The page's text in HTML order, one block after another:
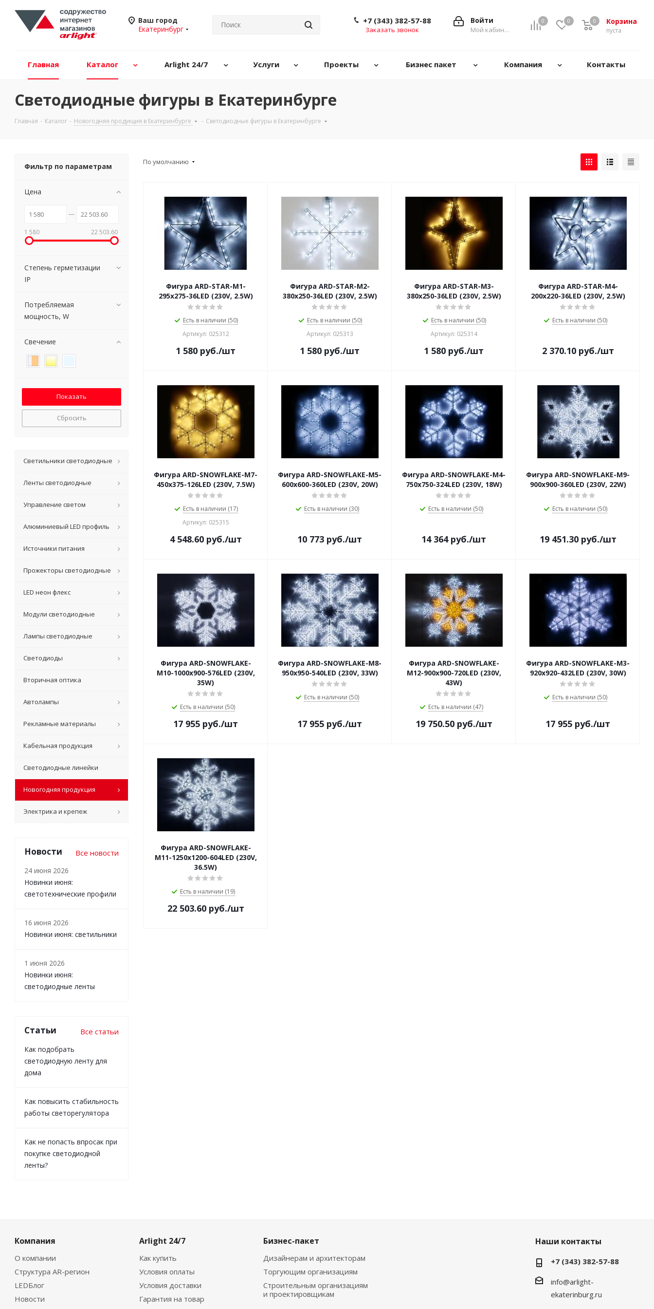
Ваш город
Екатеринбург
0 0 Корзина
0
пуста
0
Войти
Мой кабинет
+7 (343) 382-57-88
Заказать звонок
Главная Каталог Arlight 24/7 Услуги Проекты Бизнес пакет Компания Контакты
Светодиодные фигуры в Екатеринбурге
Главная - Каталог - Новогодняя продукция в Екатеринбурге - Светодиодные фигуры в Екатеринбурге
По умолчанию
Фигура ARD-STAR-M1-
295x275-36LED (230V, 2.5W)
Есть в наличии (50)
Артикул: 025312
1 580 руб./шт
Фигура ARD-STAR-M2-
380x250-36LED (230V, 2.5W)
Есть в наличии (50)
Артикул: 025313
1 580 руб./шт
Фигура ARD-STAR-M3-
380x250-36LED (230V, 2.5W)
Есть в наличии (50)
Артикул: 025314
1 580 руб./шт
Фигура ARD-STAR-M4-
200x220-36LED (230V, 2.5W)
Есть в наличии (50)
2 370.10руб./шт
Фигура ARD-SNOWFLAKE-M7-
450x375-126LED (230V, 7.5W)
Есть в наличии (17)
Артикул: 025315
4 548.60руб./шт
Фигура ARD-SNOWFLAKE-M5-
600x600-360LED (230V, 20W)
Есть в наличии (30)
10 773 руб./шт
Фигура ARD-SNOWFLAKE-M4-
750x750-324LED (230V, 18W)
Есть в наличии (50)
14 364руб./шт
Фигура ARD-SNOWFLAKE-M9-
900x900-360LED (230V, 22W)
Есть в наличии (50)
19 451.30руб./шт
Фигура ARD-SNOWFLAKE-
M10-1000x900-576LED (230V,
35W)
Есть в наличии (50)
17 955 руб./шт
Фигура ARD-SNOWFLAKE-M8-
950x950-540LED (230V, 33W)
Есть в наличии (50)
17 955 руб./шт
Фигура ARD-SNOWFLAKE-
M12-900x900-720LED (230V,
43W)
Есть в наличии (47)
19 750.50руб./шт
Фигура ARD-SNOWFLAKE-M3-
920x920-432LED (230V, 30W)
Есть в наличии (50)
17 955 руб./шт
Фигура ARD-SNOWFLAKE-
M11-1250x1200-604LED (230V,
36.5W)
Есть в наличии (19)
22 503.60руб./шт
Фильтр по параметрам
Цена
1 580 22 503.60
Степень герметизации
IP
Потребляемая
мощность, W
Свечение
Сбросить
Светильники светодиодные
Ленты светодиодные
Управление светом
Алюминиевый LED профиль
Источники питания
Прожекторы светодиодные
LED неон флекс
Модули светодиодные
Лампы светодиодные
Светодиоды
Вторичная оптика
Автолампы
Рекламные материалы
Кабельная продукция
Светодиодные линейки
Новогодняя продукция
Электрика и крепеж
Новости Все новости
24 июня 2026
Новинки июня:
светотехнические профили
16 июня 2026
Новинки июня: светильники
1 июня 2026
Новинки июня:
светодиодные ленты
Статьи Все статьи
Как подобрать
светодиодную ленту для
дома
Как повысить стабильность
работы светорегулятора
Как не попасть впросак при
покупке светодиодной
ленты?
Компания
О компании
Структура AR-регион
LEDБлог
Новости
Arlight 24/7
Как купить
Условия оплаты
Условия доставки
Гарантия на товар
Бизнес-пакет
Дизайнерам и архитекторам
Торгующим организациям
Строительным организациям
и проектировщикам
Наши контакты
+7 (343) 382-57-88
info@arlight-
ekaterinburg.ru